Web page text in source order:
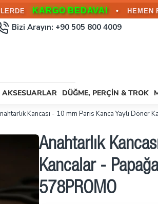
KARGO BEDAVA! • HEMEN
Bizi Arayın: +90 505 800 4009
DÜĞME, PERÇIN & TROK
Kancası - 10 mm Paris Kanca Yaylı
Anahtarlık
Kancalar -
578PROMO